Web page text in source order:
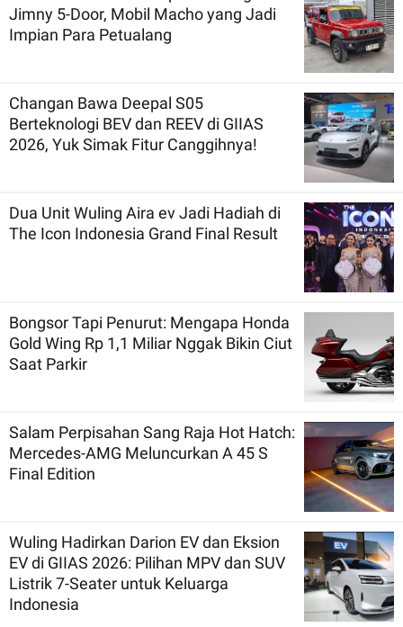
Jimny 5-Door, Mobil Macho yang Jadi
Impian Para Petualang
Changan Bawa Deepal S05
Berteknologi BEV dan REEV di GIIAS
2026, Yuk Simak Fitur Canggihnya!
Dua Unit Wuling Aira ev Jadi Hadiah di
The Icon Indonesia Grand Final Result
Bongsor Tapi Penurut: Mengapa Honda
Gold Wing Rp 1,1 Miliar Nggak Bikin Ciut
Saat Parkir
Salam Perpisahan Sang Raja Hot Hatch:
Mercedes-AMG Meluncurkan A 45 S
Final Edition
Wuling Hadirkan Darion EV dan Eksion
EV di GIIAS 2026: Pilihan MPV dan SUV
Listrik 7-Seater untuk Keluarga
Indonesia